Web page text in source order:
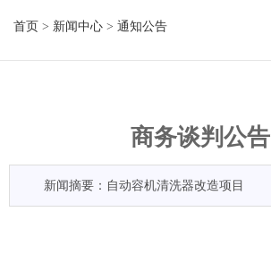
首页 > 新闻中心 > 通知公告
商务谈判公告
新闻摘要：自动容机清洗器改造项目